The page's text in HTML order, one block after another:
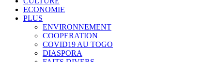
ECONOMIE
PLUS
ENVIRONNEMENT
COOPERATION
COVID19 AU TOGO
DIASPORA